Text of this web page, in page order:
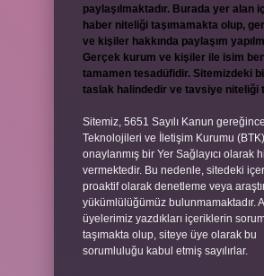
paylaşılmaktadır. Burada yer alan
haber niteliği taşımamakta olup,
ve kişiler hakkında paylaşım
Gerçek kurum ve kişiler ile isim
tamamen tesadüfidir. Sitemizdeki
taslak halindedir ve tavsiye niteliği
Sitemiz, 5651 Sayılı Kanun
Teknolojileri ve İletişim Kurumu
onaylanmış bir Yer Sağlayıcı olarak
vermektedir. Bu nedenle, sitedeki
proaktif olarak denetleme veya
yükümlülüğümüz bulunmamaktadır.
üyelerimiz yazdıkları içeriklerin
taşımakta olup, siteye üye olarak bu
sorumluluğu kabul etmiş sayılırlar.